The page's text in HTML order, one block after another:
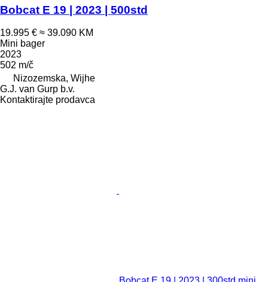
Bobcat E 19 | 2023 | 500std
19.995 € ≈ 39.090 KM
Mini bager
2023
502 m/č
Nizozemska, Wijhe
G.J. van Gurp b.v.
Kontaktirajte prodavca